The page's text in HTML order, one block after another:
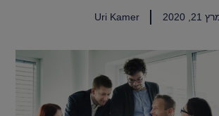
21, 2020
Uri Kamer